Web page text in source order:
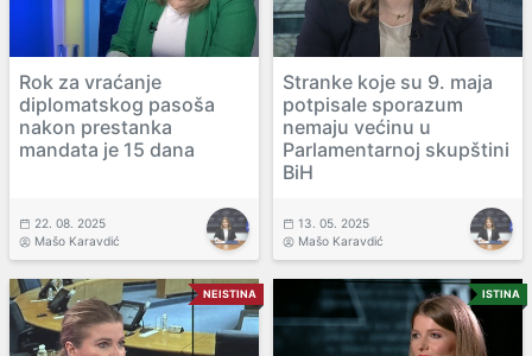
Rok za vraćanje
diplomatskog pasoša
nakon prestanka
mandata je 15 dana
22. 08. 2025
Mašo Karavdić
Stranke koje su 9. maja
potpisale sporazum
nemaju većinu u
Parlamentarnoj skupštini
BiH
13. 05. 2025
Mašo Karavdić
NEISTINA ISTINA